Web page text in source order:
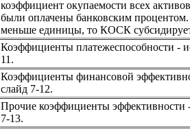
коэффициент окупаемости всех
были оплачены банковским
меньше единицы, то КОСК
Коэффициенты платежеспособности -
11.
Коэффициенты финансовой
слайд 7-12.
Прочие коэффициенты эффективности
7-13.